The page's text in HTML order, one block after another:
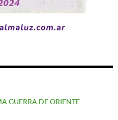
GUERRA DE ORIENTE